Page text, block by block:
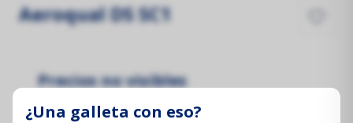
¿Una galleta con eso?
Aeroqual DS SC1
Precios no visibles
Inicie sesión para ver los precios